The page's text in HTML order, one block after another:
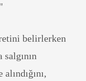
belirlerken